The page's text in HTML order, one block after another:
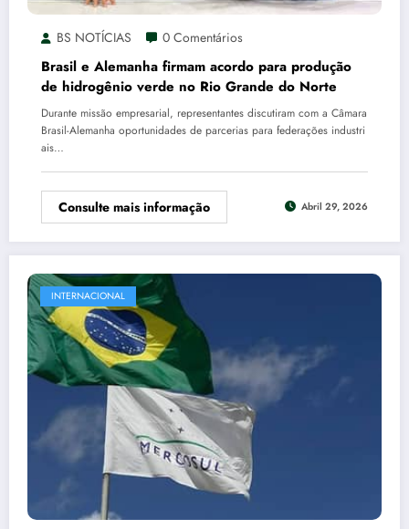
BS NOTÍCIAS 0 Comentários
Brasil e Alemanha firmam acordo para produção
de hidrogênio verde no Rio Grande do Norte
Durante missão empresarial, representantes discutiram com a Câmara
Brasil-Alemanha oportunidades de parcerias para federações industri
ais…
Consulte mais informação Abril 29, 2026
INTERNACIONAL